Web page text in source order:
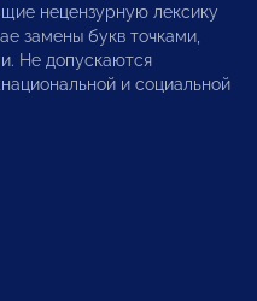
нецензурную лексику
замены букв точками,
Не допускаются
и социальной